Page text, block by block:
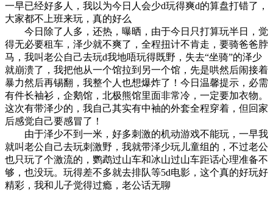
一早已经好多人，我以为今日人会少d玩得爽d的算盘打错了，
大家都不上班来玩，真的好么
今日除了人多，还热，曝晒，由于今日只打算玩半日，觉
得无必要租车，泽少就不爽了，全程扭计不肯走，要骑爸爸脖
马，我叫老公自己去玩d我地唔玩得既野，失去“坐骑”的泽少
就崩溃了，我把他从一个馆拉到另一个馆，先是哄然后闹接着
暴力然后再锡翻，我整个人也想爆炸了！今日温馨提示，必需
有件长袖衫，企鹅馆，北极熊馆里面非常冷，一定要加衣物。
这次有带泽少的，我自己其实有中袖的外套全程穿着，但回家
后感觉自己要感冒了！
由于泽少不到一米，好多刺激的机动游戏不能玩，一早我
就叫老公自己去玩刺激野，我就带泽少玩儿童组的，不过老公
也只玩了个激流的，鹦鹉过山车和冰山过山车距话心理准备不
够，也没玩。玩得差不多就去排队等5d电影，这个真的好玩好
精彩，我和儿子觉得过瘾，老公话无聊